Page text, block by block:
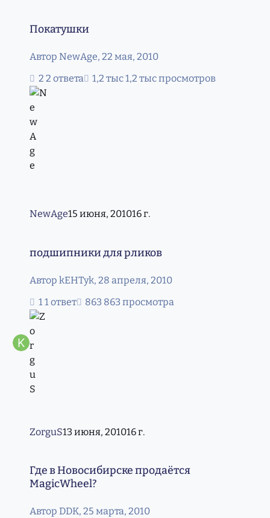
Покатушки
Автор NewAge, 22 мая, 2010
2 ответа
1,2 тыс просмотров
NewAge15 июня, 201016 г.
подшипники для рликов
Автор kEHTyk, 28 апреля, 2010
1 ответ
863 просмотра
ZorguS13 июня, 201016 г.
Где в Новосибирске продаётся
MagicWheel?
Автор DDK, 25 марта, 2010